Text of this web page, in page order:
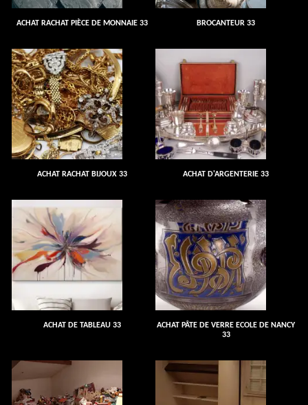
ACHAT RACHAT PIÈCE DE MONNAIE 33 BROCANTEUR 33
ACHAT RACHAT BIJOUX 33 ACHAT D'ARGENTERIE 33
ACHAT DE TABLEAU 33
ACHAT PÂTE DE VERRE ECOLE DE NANCY
33